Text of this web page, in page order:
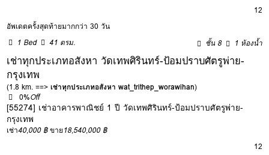
12
อัพเดตครั้งสุดท้ายมากกว่า 30 วัน
1 Bed
41 ตรม. ชั้น 8 1 ห้องน้ำ
เช่าทุกประเภทอสังหา วัดเทพศิรินทร์-ป้อมปราบศัตรูพ่าย-
กรุงเทพ
(1.8 km. ==>เช่าทุกประเภทอสังหา wat_trithep_worawihan)
0%Off
[55274] เช่าอาคารพาณิชย์ 1 ปี วัดเทพศิรินทร์-ป้อมปราบศัตรูพ่าย-
กรุงเทพ
เช่า40,000 ฿ ขาย18,540,000 ฿
12